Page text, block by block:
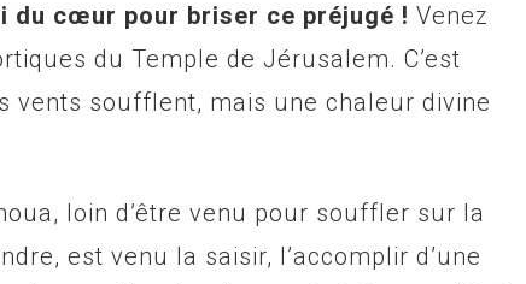
du cœur pour briser ce préjugé ! Venez
du Temple de Jérusalem. C’est
vents soufflent, mais une chaleur divine
loin d’être venu pour souffler sur la
est venu la saisir, l’accomplir d’une